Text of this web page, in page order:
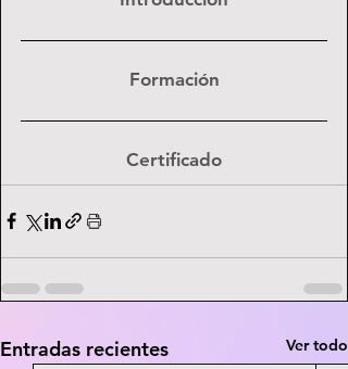
Formación
Certificado
Entradas recientes Ver todo